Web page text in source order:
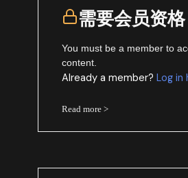
需要会员资格
You must be a member to
content.
Already a member?Log in
Read more >